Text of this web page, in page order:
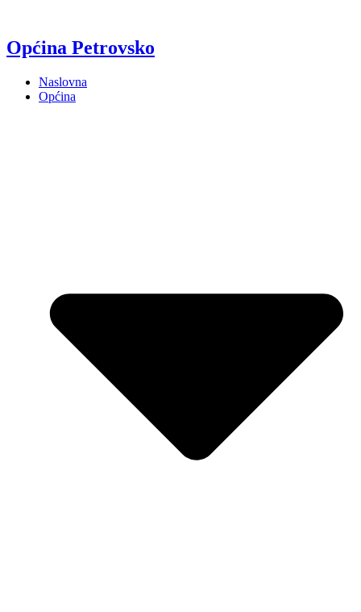
Općina Petrovsko
Naslovna
Općina